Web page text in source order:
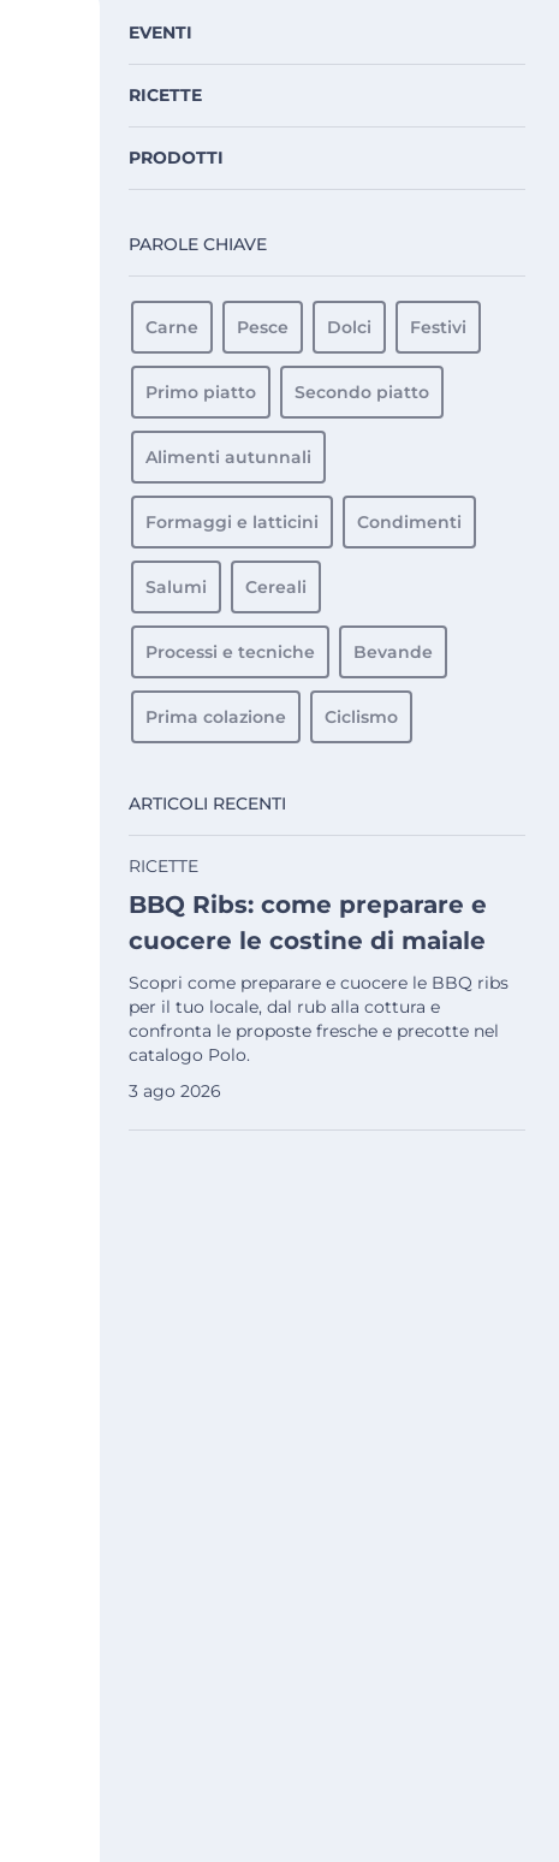
EVENTI
RICETTE
PRODOTTI
PAROLE CHIAVE
Carne Pesce Dolci Festivi
Primo piatto Secondo piatto
Alimenti autunnali
Formaggi e latticini Condimenti
Salumi Cereali
Processi e tecniche Bevande
Prima colazione Ciclismo
ARTICOLI RECENTI
RICETTE
BBQ Ribs: come preparare e
cuocere le costine di maiale
Scopri come preparare e cuocere le BBQ ribs
per il tuo locale, dal rub alla cottura e
confronta le proposte fresche e precotte nel
catalogo Polo.
3 ago 2026